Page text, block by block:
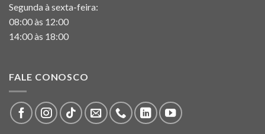
Segunda à sexta-feira:
08:00 às 12:00
14:00 às 18:00
FALE CONOSCO